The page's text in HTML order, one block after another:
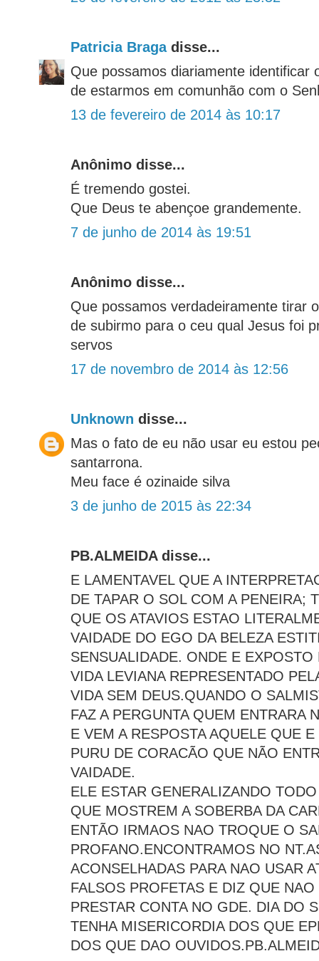
Patricia Bragadisse...
Que possamos diariamente identificar
de estarmos em comunhão com o
13 de fevereiro de 2014 às 10:17
Anônimo disse...
É tremendo gostei.
Que Deus te abençoe grandemente.
7 de junho de 2014 às 19:51
Anônimo disse...
Que possamos verdadeiramente tirar
de subirmo para o ceu qual Jesus foi
servos
17 de novembro de 2014 às 12:56
Unknown disse...
Mas o fato de eu não usar eu estou
santarrona.
Meu face é ozinaide silva
3 de junho de 2015 às 22:34
PB.ALMEIDA disse...
E LAMENTAVEL QUE A
DE TAPAR O SOL COM A PENEIRA;
QUE OS ATAVIOS ESTAO
VAIDADE DO EGO DA BELEZA
SENSUALIDADE. ONDE E
VIDA LEVIANA REPRESENTADO
VIDA SEM DEUS.QUANDO O
FAZ A PERGUNTA QUEM ENTRARA
E VEM A RESPOSTA AQUELE QUE
PURU DE CORACÃO QUE NÃO
VAIDADE.
ELE ESTAR GENERALIZANDO
QUE MOSTREM A SOBERBA DA
ENTÃO IRMAOS NAO TROQUE O
PROFANO.ENCONTRAMOS NO
ACONSELHADAS PARA NAO USAR
FALSOS PROFETAS E DIZ QUE
PRESTAR CONTA NO GDE. DIA DO
TENHA MISERICORDIA DOS QUE
DOS QUE DAO